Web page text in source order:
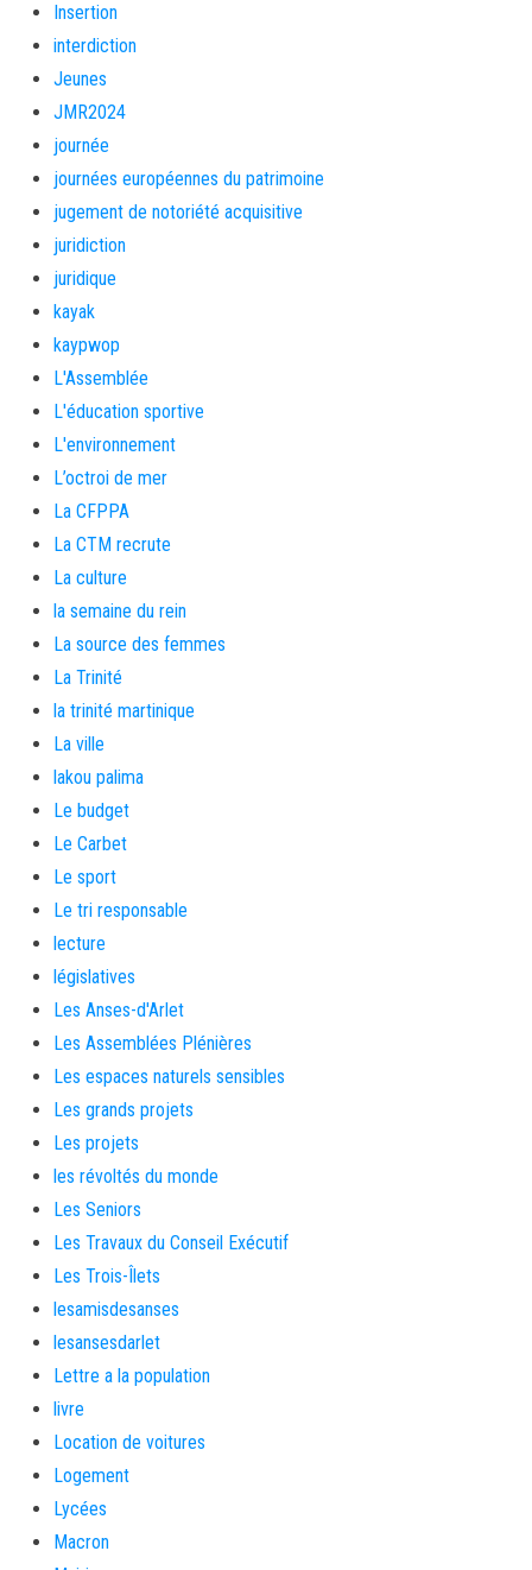
Insertion
interdiction
Jeunes
JMR2024
journée
journées européennes du patrimoine
jugement de notoriété acquisitive
juridiction
juridique
kayak
kaypwop
L'Assemblée
L'éducation sportive
L'environnement
L’octroi de mer
La CFPPA
La CTM recrute
La culture
la semaine du rein
La source des femmes
La Trinité
la trinité martinique
La ville
lakou palima
Le budget
Le Carbet
Le sport
Le tri responsable
lecture
législatives
Les Anses-d'Arlet
Les Assemblées Plénières
Les espaces naturels sensibles
Les grands projets
Les projets
les révoltés du monde
Les Seniors
Les Travaux du Conseil Exécutif
Les Trois-Îlets
lesamisdesanses
lesansesdarlet
Lettre a la population
livre
Location de voitures
Logement
Lycées
Macron